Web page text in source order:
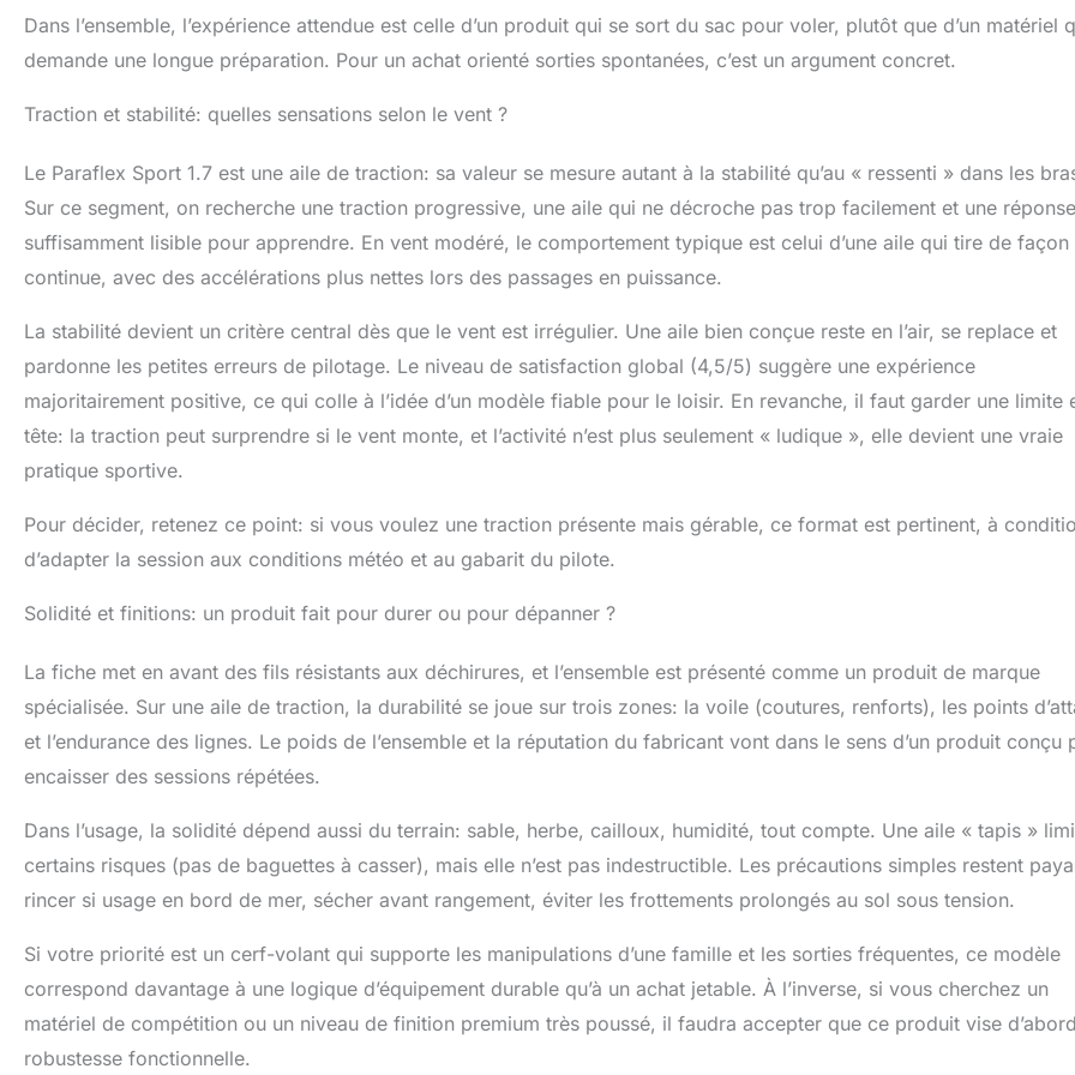
Dans l’ensemble, l’expérience attendue est celle d’un produit qui se sort du sac pour voler, plutôt que d’un matériel
demande une longue préparation. Pour un achat orienté sorties spontanées, c’est un argument concret.
Traction et stabilité: quelles sensations selon le vent ?
Le Paraflex Sport 1.7 est une aile de traction: sa valeur se mesure autant à la stabilité qu’au « ressenti » dans les
Sur ce segment, on recherche une traction progressive, une aile qui ne décroche pas trop facilement et une réponse
suffisamment lisible pour apprendre. En vent modéré, le comportement typique est celui d’une aile qui tire de façon
continue, avec des accélérations plus nettes lors des passages en puissance.
La stabilité devient un critère central dès que le vent est irrégulier. Une aile bien conçue reste en l’air, se replace et
pardonne les petites erreurs de pilotage. Le niveau de satisfaction global (4,5/5) suggère une expérience
majoritairement positive, ce qui colle à l’idée d’un modèle fiable pour le loisir. En revanche, il faut garder une limite
tête: la traction peut surprendre si le vent monte, et l’activité n’est plus seulement « ludique », elle devient une vraie
pratique sportive.
Pour décider, retenez ce point: si vous voulez une traction présente mais gérable, ce format est pertinent, à
d’adapter la session aux conditions météo et au gabarit du pilote.
Solidité et finitions: un produit fait pour durer ou pour dépanner ?
La fiche met en avant des fils résistants aux déchirures, et l’ensemble est présenté comme un produit de marque
spécialisée. Sur une aile de traction, la durabilité se joue sur trois zones: la voile (coutures, renforts), les points
et l’endurance des lignes. Le poids de l’ensemble et la réputation du fabricant vont dans le sens d’un produit conçu
encaisser des sessions répétées.
Dans l’usage, la solidité dépend aussi du terrain: sable, herbe, cailloux, humidité, tout compte. Une aile « tapis »
certains risques (pas de baguettes à casser), mais elle n’est pas indestructible. Les précautions simples restent
rincer si usage en bord de mer, sécher avant rangement, éviter les frottements prolongés au sol sous tension.
Si votre priorité est un cerf-volant qui supporte les manipulations d’une famille et les sorties fréquentes, ce modèle
correspond davantage à une logique d’équipement durable qu’à un achat jetable. À l’inverse, si vous cherchez un
matériel de compétition ou un niveau de finition premium très poussé, il faudra accepter que ce produit vise
robustesse fonctionnelle.